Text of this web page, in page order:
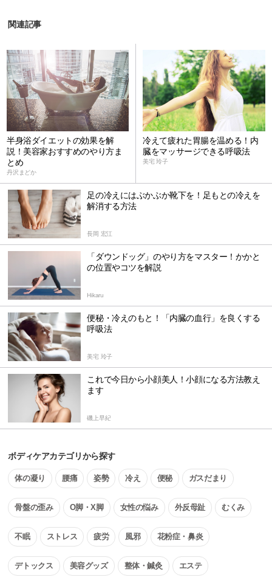
関連記事
半身浴ダイエットの効果を解
説！美容家おすすめのやり方ま
とめ
丹沢まどか
冷えて疲れた胃腸を温める！内
臓をマッサージできる呼吸法
美宅 玲子
足の冷えにはぶかぶか靴下を！足もとの冷えを
解消する方法
長岡 宏江
「ダウンドッグ」のやり方をマスター！かかと
の位置やコツを解説
Hikaru
便秘・冷えのもと！「内臓の血行」を良くする
呼吸法
美宅 玲子
これで今日から小顔美人！小顔になる方法教え
ます
磯上早紀
ボディケアカテゴリから探す
体の凝り 腰痛 姿勢 冷え 便秘 ガスだまり
骨盤の歪み O脚・X脚 女性の悩み 外反母趾 むくみ
不眠 ストレス 疲労 風邪 花粉症・鼻炎
デトックス 美容グッズ 整体・鍼灸 エステ